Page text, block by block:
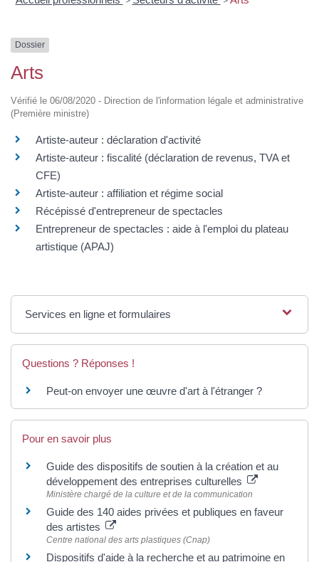
Dossier
Arts
Vérifié le 06/08/2020 - Direction de l'information légale et administrative
(Première ministre)
Artiste-auteur : déclaration d'activité
Artiste-auteur : fiscalité (déclaration de revenus, TVA et
CFE)
Artiste-auteur : affiliation et régime social
Récépissé d'entrepreneur de spectacles
Entrepreneur de spectacles : aide à l'emploi du plateau
artistique (APAJ)
Services en ligne et formulaires
Questions ? Réponses !
Peut-on envoyer une œuvre d'art à l'étranger ?
Pour en savoir plus
Guide des dispositifs de soutien à la création et au
développement des entreprises culturelles
Ministère chargé de la culture et de la communication
Guide des 140 aides privées et publiques en faveur
des artistes
Centre national des arts plastiques (Cnap)
Dispositifs d'aide à la recherche et au patrimoine en